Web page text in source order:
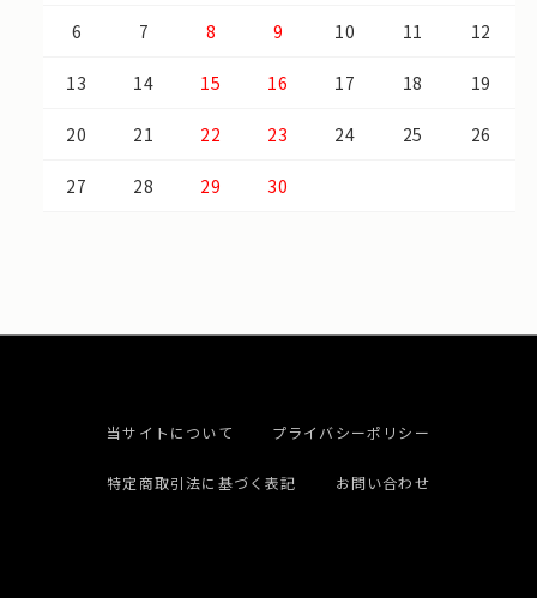
6 7 8 9 10 11 12
13 14 15 16 17 18 19
20 21 22 23 24 25 26
27 28 29 30
当サイトについて プライバシーポリシー
特定商取引法に基づく表記 お問い合わせ